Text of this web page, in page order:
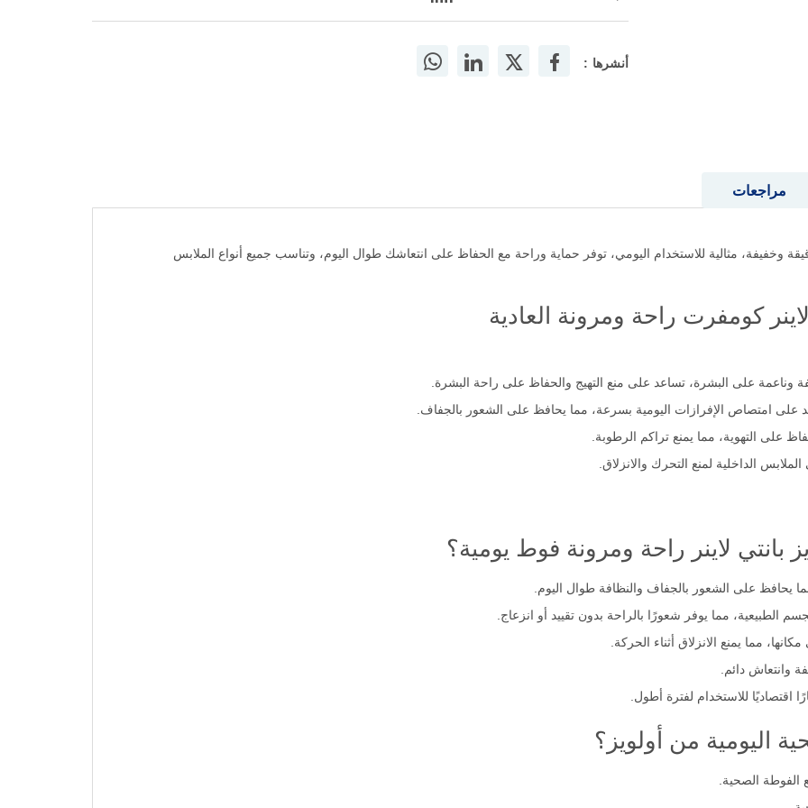
أنشرها :
وخفيفة، مثالية للاستخدام اليومي، توفر حماية وراحة مع الحفاظ على انتعاشك طوال اليوم، وتناسب جميع أنواع الملابس
كومفرت راحة ومرونة العادية
وناعمة على البشرة، تساعد على منع التهيج والحفاظ على راحة البشرة.
امتصاص الإفرازات اليومية بسرعة، مما يحافظ على الشعور بالجفاف.
على التهوية، مما يمنع تراكم الرطوبة.
الداخلية لمنع التحرك والانزلاق.
بانتي لاينر راحة ومرونة فوط يومية؟
يحافظ على الشعور بالجفاف والنظافة طوال اليوم.
الطبيعية، مما يوفر شعورًا بالراحة بدون تقييد أو انزعاج.
مما يمنع الانزلاق أثناء الحركة.
وانتعاش دائم.
اقتصاديًا للاستخدام لفترة أطول.
اليومية من أولويز؟
الفوطة الصحية.
مراجعات